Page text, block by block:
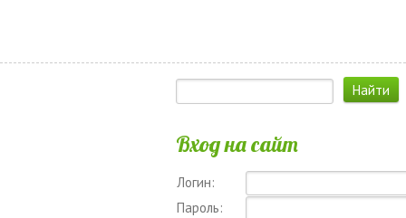
Вход на сайт
Логин:
Пароль: